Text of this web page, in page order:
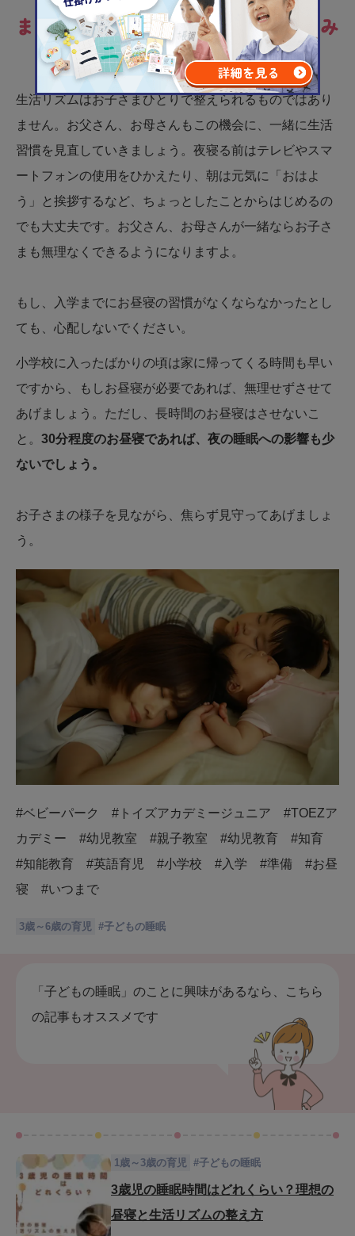
まとめ：子どもの生活リズムは家族み
んなで整えましょう
生活リズムはお子さまひとりで整えられるものではあり
ません。お父さん、お母さんもこの機会に、一緒に生活
習慣を見直していきましょう。夜寝る前はテレビやスマ
ートフォンの使用をひかえたり、朝は元気に「おはよ
う」と挨拶するなど、ちょっとしたことからはじめるの
でも大丈夫です。お父さん、お母さんが一緒ならお子さ
まも無理なくできるようになりますよ。
もし、入学までにお昼寝の習慣がなくならなかったとし
ても、心配しないでください。
小学校に入ったばかりの頃は家に帰ってくる時間も早い
ですから、もしお昼寝が必要であれば、無理せずさせて
あげましょう。ただし、長時間のお昼寝はさせないこ
と。 30分程度のお昼寝であれば、夜の睡眠への影響も少
ないでしょう。
お子さまの様子を見ながら、焦らず見守ってあげましょ
う。
#ベビーパーク #トイズアカデミージュニア #TOEZア
カデミー #幼児教室 #親子教室 #幼児教育 #知育
#知能教育 #英語育児 #小学校 #入学 #準備 #お昼
寝 #いつまで
3歳～6歳の育児 #子どもの睡眠
「子どもの睡眠」のことに興味があるなら、こちら
の記事もオススメです
1歳～3歳の育児 #子どもの睡眠
3歳児の睡眠時間はどれくらい？理想の
昼寝と生活リズムの整え方